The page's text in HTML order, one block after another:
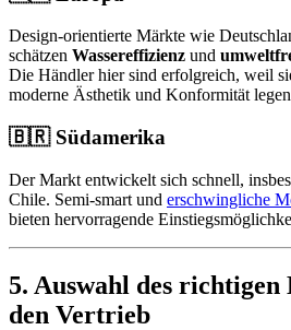
Design-orientierte Märkte wie
schätzen Wassereffizienz und
Die Händler hier sind erfolgreich, weil
moderne Ästhetik und Konformität
🇧🇷 Südamerika
Der Markt entwickelt sich schnell,
Chile. Semi-smart und erschwingliche
bieten hervorragende
5. Auswahl des
den Vertrieb